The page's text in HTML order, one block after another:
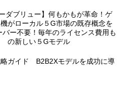
ダブリュー】何もかもが革命！ゲ
がローカル５G市場の既存概念を
ー不要！毎年のライセンス費用も
の新しい５Gモデル
ガイド B2B2Xモデルを成功に導